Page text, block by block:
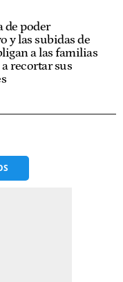
de poder
y las subidas de
a las familias
recortar sus